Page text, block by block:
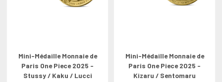
Mini-Médaille Monnaie de
Paris One Piece 2025 -
Stussy / Kaku / Lucci
Mini-Médaille Monnaie de
Paris One Piece 2025 -
Kizaru / Sentomaru